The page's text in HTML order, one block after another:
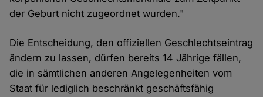
der Geburt nicht zugeordnet wurden."
Die Entscheidung, den offiziellen Geschlechtseintrag
ändern zu lassen, dürfen bereits 14 Jährige fällen,
die in sämtlichen anderen Angelegenheiten vom
Staat für lediglich beschränkt geschäftsfähig